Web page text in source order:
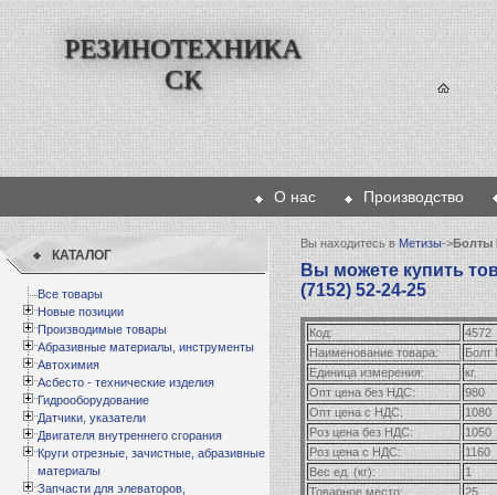
РЕЗИНОТЕХНИКА
СК
О нас Производство
КАТАЛОГ
Все товары
Новые позиции
Производимые товары
Абразивные материалы, инструменты
Автохимия
Асбесто - технические изделия
Гидрооборудование
Датчики, указатели
Двигателя внутреннего сгорания
Круги отрезные, зачистные, абразивные
материалы
Запчасти для элеваторов,
Вы находитесь вМетизы->Болты
Вы можете купить
(7152) 52-24-25
Код:
4572
Наименование товара:
Болт
Единица измерения:
кг.
Опт цена без НДС:
980
Опт цена с НДС:
1080
Роз цена без НДС:
1050
Роз цена с НДС:
1160
Вес ед. (кг):
1
Товарное место:
25